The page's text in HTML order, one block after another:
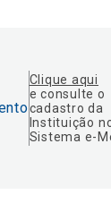
Clique aqui
e consulte o
cadastro da
Instituição
Sistema e-